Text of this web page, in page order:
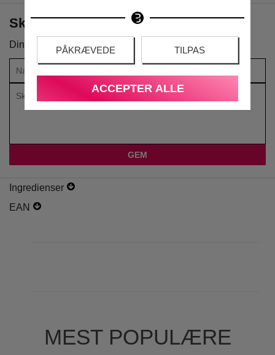
PÅKRÆVEDE TILPAS
ACCEPTER ALLE
Skriv din anmeldelse om produktet
Din vurdering:
Ingredienser
EAN
MEST POPULÆRE